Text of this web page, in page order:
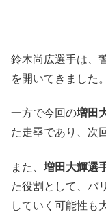
鈴木尚広選手は、
を開いてきました。
一方で今回の増田
た走塁であり、次
また、 増田大輝選
た役割として、バ
していく可能性も